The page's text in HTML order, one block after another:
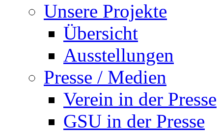
Unsere Projekte
Übersicht
Ausstellungen
Presse / Medien
Verein in der Presse
GSU in der Presse